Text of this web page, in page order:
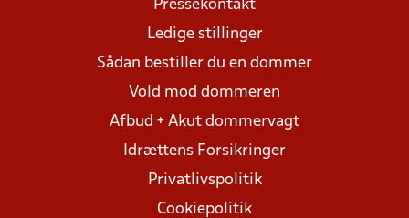
Pressekontakt
Ledige stillinger
Sådan bestiller du en dommer
Vold mod dommeren
Afbud + Akut dommervagt
Idrættens Forsikringer
Privatlivspolitik
Cookiepolitik